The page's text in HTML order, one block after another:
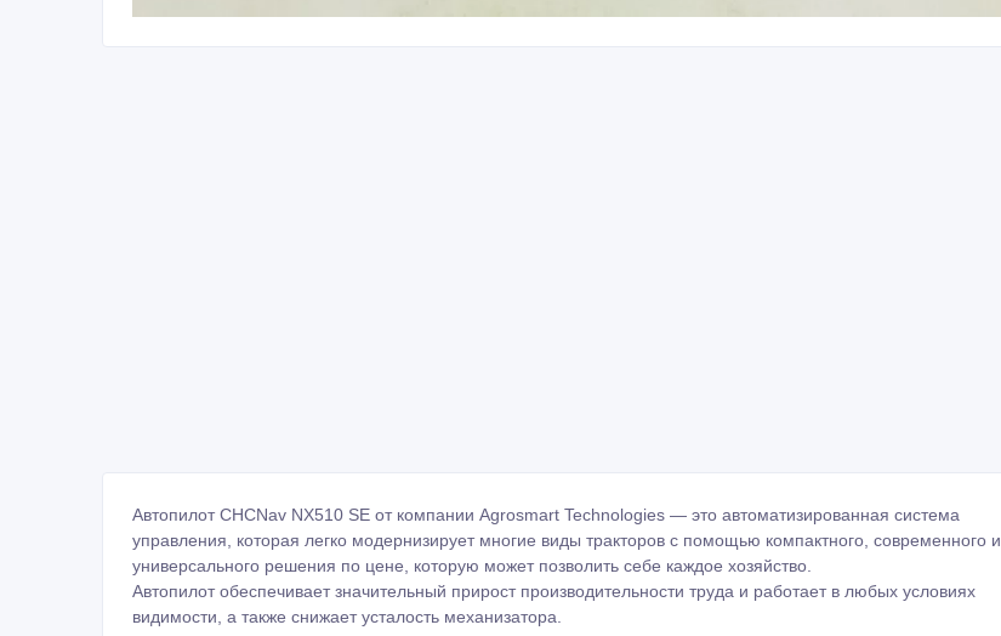
Автопилот CHCNav NX510 SE от компании Agrosmart Technologies — это автоматизированная система
управления, которая легко модернизирует многие виды тракторов с помощью компактного, современного и
универсального решения по цене, которую может позволить себе каждое хозяйство.
Автопилот обеспечивает значительный прирост производительности труда и работает в любых условиях
видимости, а также снижает усталость механизатора.